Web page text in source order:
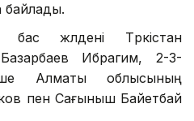
байлады.
жүлдені Түркістан
Ибрагим, 2-3-
Алматы облысының
пен Сағыныш Байетбай